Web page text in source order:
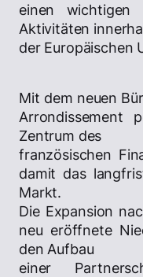
einen
Aktivitäten
der Europäischen
Mit dem neuen
Arrondissement
Zentrum des
französischen
damit das
Markt.
Die Expansion
neu eröffnete
den Aufbau
einer